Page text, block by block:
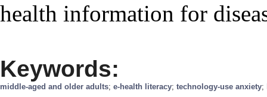
health information for
Keywords:
middle-aged and older adults; e-health literacy; technology-use anxiety;